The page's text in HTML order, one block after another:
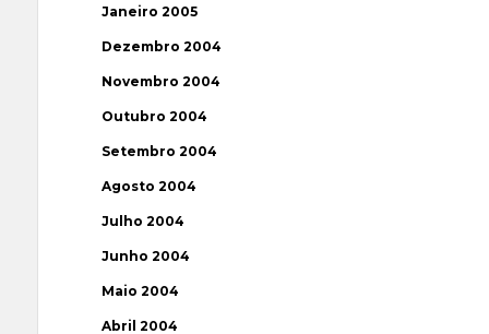
Janeiro 2005
Dezembro 2004
Novembro 2004
Outubro 2004
Setembro 2004
Agosto 2004
Julho 2004
Junho 2004
Maio 2004
Abril 2004